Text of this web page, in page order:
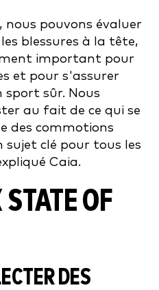
nous pouvons évaluer
blessures à la tête,
important pour
et pour s'assurer
sport sûr. Nous
au fait de ce qui se
des commotions
sujet clé pour tous les
Caia.
OF
DES